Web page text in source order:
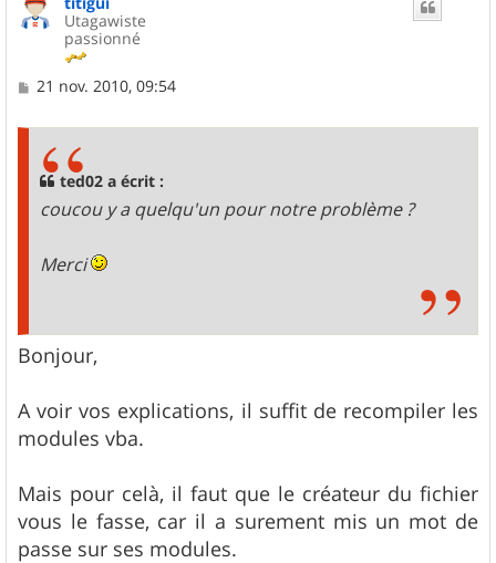
Utagawiste
passionné
M
21 nov. 2010, 09:54
ted02 a écrit :
coucou y a quelqu'un pour notre problème ?
Merci
Bonjour,
A voir vos explications, il suffit de recompiler les
modules vba.
Mais pour celà, il faut que le créateur du fichier
vous le fasse, car il a surement mis un mot de
passe sur ses modules.